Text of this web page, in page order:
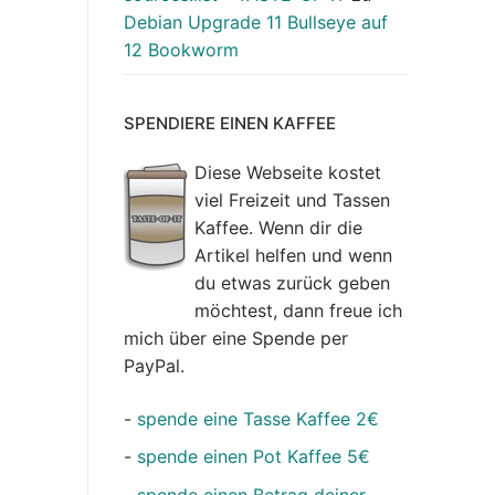
Debian Upgrade 11 Bullseye auf
12 Bookworm
SPENDIERE EINEN KAFFEE
Diese Webseite kostet
viel Freizeit und Tassen
Kaffee. Wenn dir die
Artikel helfen und wenn
du etwas zurück geben
möchtest, dann freue ich
mich über eine Spende per
PayPal.
- spende eine Tasse Kaffee 2€
- spende einen Pot Kaffee 5€